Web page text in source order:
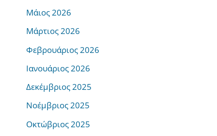
Μάιος 2026
Μάρτιος 2026
Φεβρουάριος 2026
Ιανουάριος 2026
Δεκέμβριος 2025
Νοέμβριος 2025
Οκτώβριος 2025